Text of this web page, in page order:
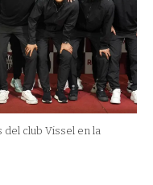
club Vissel en la